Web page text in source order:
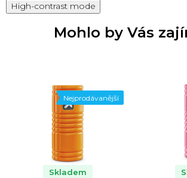
High-contrast mode
Mohlo by Vás
Nejprodávanější
Skladem